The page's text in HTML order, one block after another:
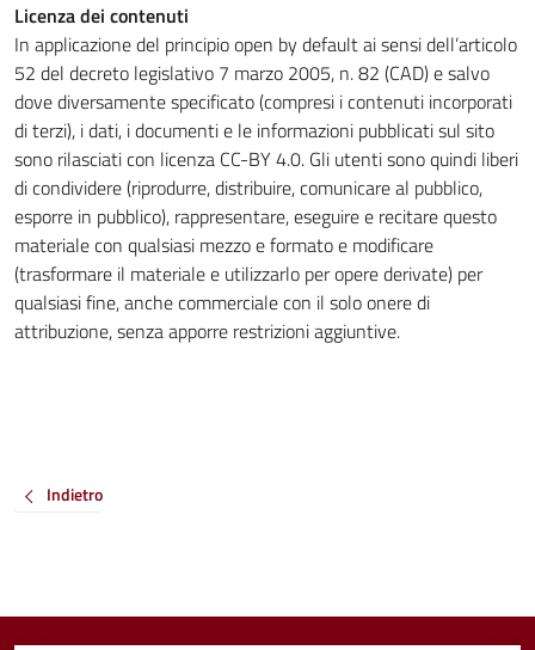
Licenza dei contenuti
In applicazione del principio open by default ai sensi dell’articolo
52 del decreto legislativo 7 marzo 2005, n. 82 (CAD) e salvo
dove diversamente specificato (compresi i contenuti incorporati
di terzi), i dati, i documenti e le informazioni pubblicati sul sito
sono rilasciati con licenza CC-BY 4.0. Gli utenti sono quindi liberi
di condividere (riprodurre, distribuire, comunicare al pubblico,
esporre in pubblico), rappresentare, eseguire e recitare questo
materiale con qualsiasi mezzo e formato e modificare
(trasformare il materiale e utilizzarlo per opere derivate) per
qualsiasi fine, anche commerciale con il solo onere di
attribuzione, senza apporre restrizioni aggiuntive.
Indietro